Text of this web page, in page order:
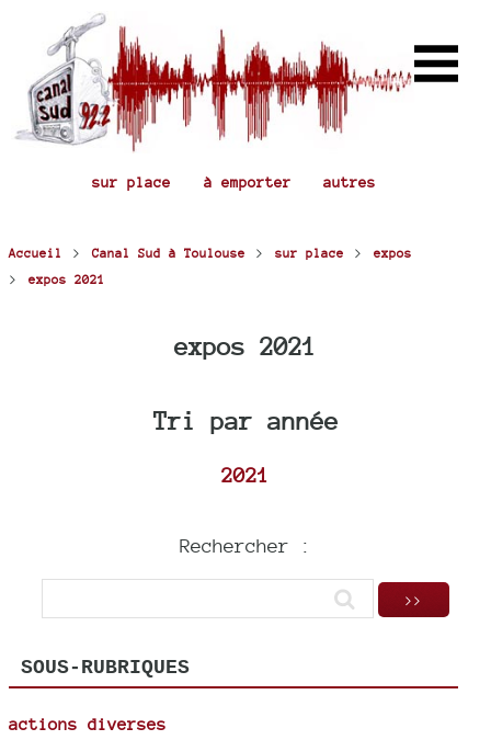
sur place à emporter autres
Accueil > Canal Sud à Toulouse > sur place > expos
> expos 2021
expos 2021
Tri par année
2021
Rechercher :
SOUS-RUBRIQUES
actions diverses